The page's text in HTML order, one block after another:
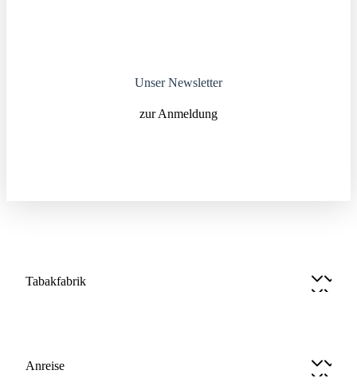
Unser Newsletter
zur Anmeldung
Tabakfabrik
Anreise